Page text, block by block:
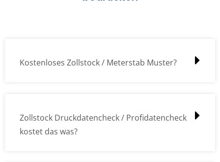
Kostenloses Zollstock / Meterstab Muster?
Zollstock Druckdatencheck / Profidatencheck
kostet das was?